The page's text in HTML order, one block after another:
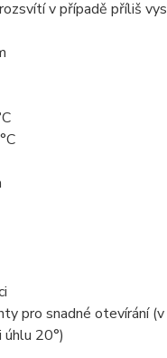
v případě příliš
pro snadné otevírání
úhlu 20°)